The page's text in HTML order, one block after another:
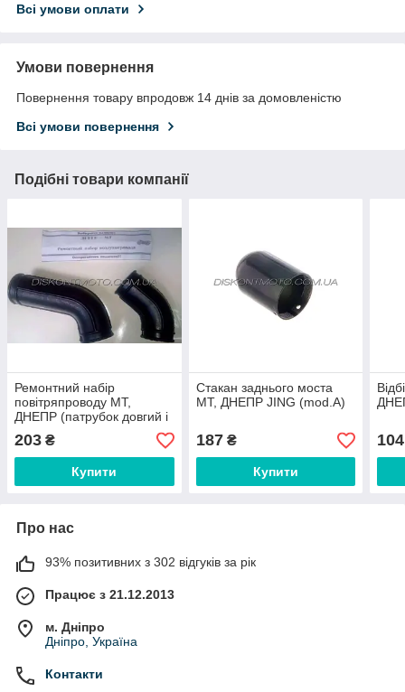
Всі умови оплати
Умови повернення
Повернення товару впродовж 14 днів за домовленістю
Всі умови повернення
Подібні товари компанії
Ремонтний набір
повітряпроводу МТ,
ДНЕПР (патрубок довгий і
короткий) МОТОТРЕК
(#SKY)
203 ₴
Купити
Стакан заднього моста
МТ, ДНЕПР JING (mod.A)
187₴
Купити
104
Про нас
93% позитивних з 302 відгуків за рік
Працює з 21.12.2013
м. Дніпро
Дніпро, Україна
Контакти